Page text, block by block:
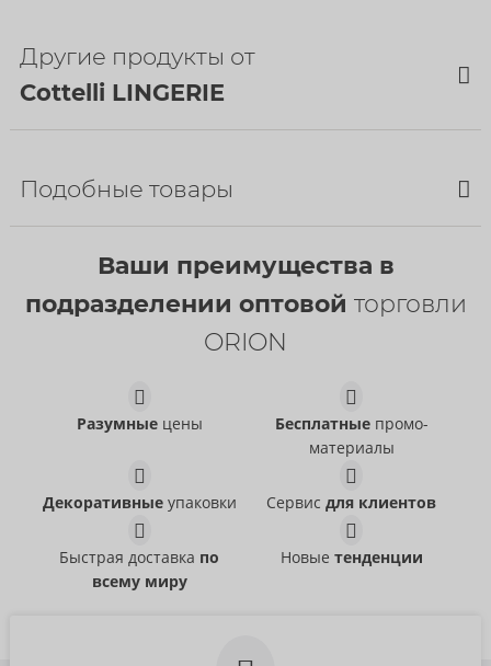
Другие продукты от
Cottelli LINGERIE
- ORION Brand
22157723031
Cottelli LINGERIE
26451571021
74,95 €
Подобные товары
Cottelli LINGERIE- ORION Brand
Abierta Fina- ORION Brand
22157801021
89,95 €
Ваши преимущества в
подразделении оптовой торговли
ORION
Разумныецены Бесплатныепромо-
материалы
Декоративныеупаковки Сервисдля клиентов
Быстрая доставка по
всему миру
Новые тенденции